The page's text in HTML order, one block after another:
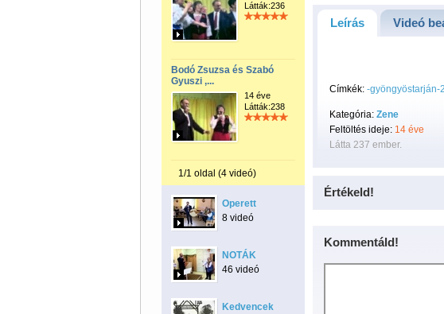
Látták:236
Bodó Zsuzsa és Szabó
Gyuszi ,...
14 éve
Látták:238
1/1 oldal (4 videó)
Operett
8 videó
NOTÁK
46 videó
Kedvencek
Leírás Videó
Címkék: -gyöngyöstarján-
Kategória: Zene
Feltöltés ideje: 14 éve
Látta 237 ember.
Értékeld!
Kommentáld!